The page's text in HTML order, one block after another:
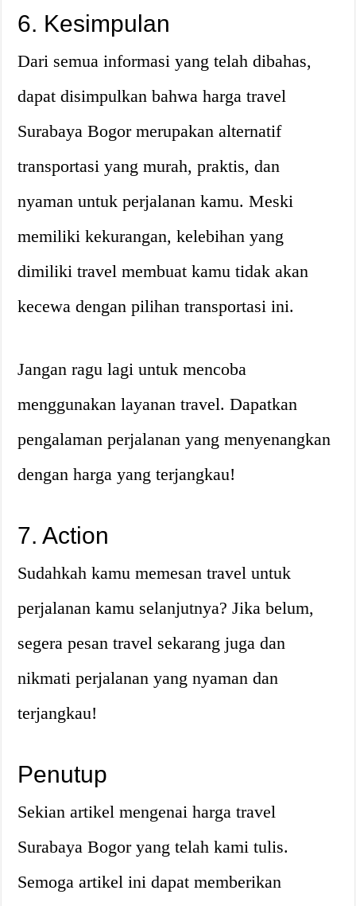
6. Kesimpulan
Dari semua informasi yang telah dibahas,
dapat disimpulkan bahwa harga travel
Surabaya Bogor merupakan alternatif
transportasi yang murah, praktis, dan
nyaman untuk perjalanan kamu. Meski
memiliki kekurangan, kelebihan yang
dimiliki travel membuat kamu tidak akan
kecewa dengan pilihan transportasi ini.
Jangan ragu lagi untuk mencoba
menggunakan layanan travel. Dapatkan
pengalaman perjalanan yang menyenangkan
dengan harga yang terjangkau!
7. Action
Sudahkah kamu memesan travel untuk
perjalanan kamu selanjutnya? Jika belum,
segera pesan travel sekarang juga dan
nikmati perjalanan yang nyaman dan
terjangkau!
Penutup
Sekian artikel mengenai harga travel
Surabaya Bogor yang telah kami tulis.
Semoga artikel ini dapat memberikan